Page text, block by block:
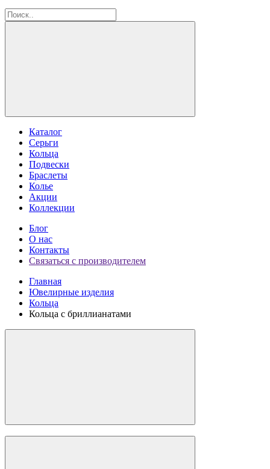
Каталог
Серьги
Кольца
Подвески
Браслеты
Колье
Акции
Коллекции
Блог
О нас
Контакты
Связаться с производителем
Главная
Ювелирные изделия
Кольца
Кольца с бриллианатами